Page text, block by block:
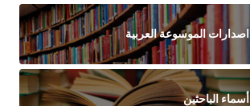
اصدارات الموسوعة العربية
أسماء الباحثين